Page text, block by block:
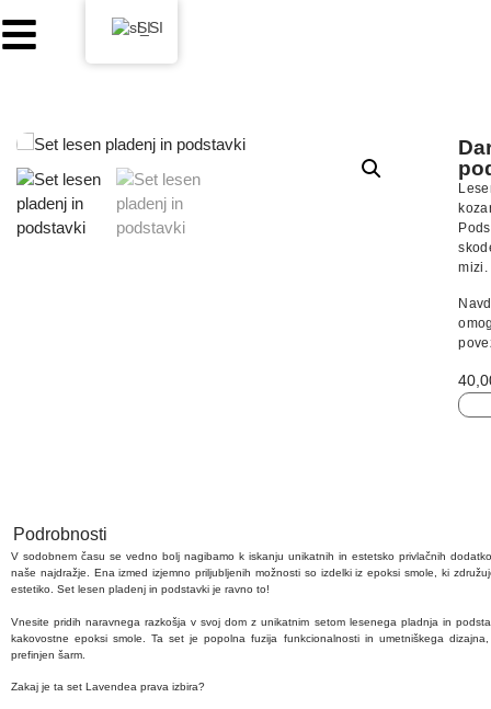
mizi.
Podrobnosti
V sodobnem času se vedno bolj nagibamo k iskanju unikatnih in estetsko privlačnih
naše najdražje. Ena izmed izjemno priljubljenih možnosti so izdelki iz epoksi smole, ki
estetiko. Set lesen pladenj in podstavki je ravno to!
Vnesite pridih naravnega razkošja v svoj dom z unikatnim setom lesenega pladnja in
kakovostne epoksi smole. Ta set je popolna fuzija funkcionalnosti in umetniškega
prefinjen šarm.
​Zakaj je ta set Lavendea prava izbira?
SI